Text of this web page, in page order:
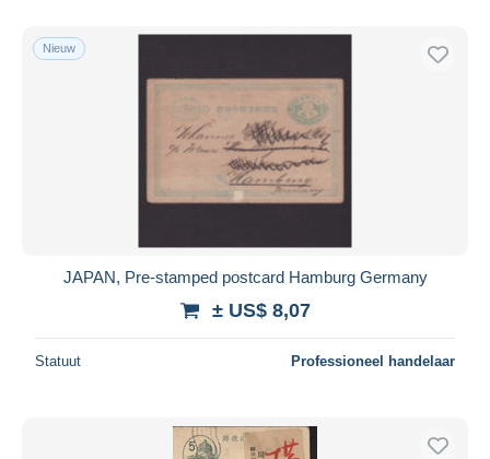
Gratis levering
Betaalmiddelen
Bankoverschrijving
Mastercard
Woonplaats van de verkoper
Nieuw
JAPAN, Pre-stamped postcard Hamburg Germany
± US$ 8,07
Statuut Professioneel handelaar